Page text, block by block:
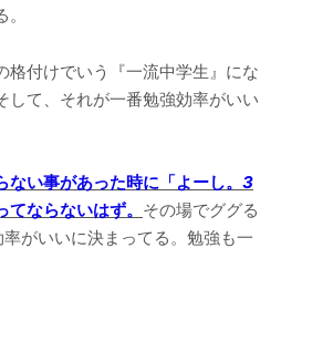
格付けでいう『一流中学生』にな
して、それが一番勉強効率がいい
ない事があった時に 「よーし。 3
ならないはず。 その場でググる
がいいに決まってる。勉強も一